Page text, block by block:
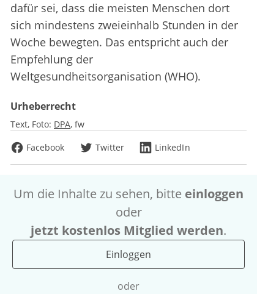
dafür sei, dass die meisten Menschen dort
sich mindestens zweieinhalb Stunden in der
Woche bewegten. Das entspricht auch der
Empfehlung der
Weltgesundheitsorganisation (WHO).
Urheberrecht
Text, Foto: DPA fw
Facebook
Twitter LinkedIn
Um die Inhalte zu sehen, bitte einloggen
oder
jetzt kostenlos Mitglied werden.
Einloggen
oder